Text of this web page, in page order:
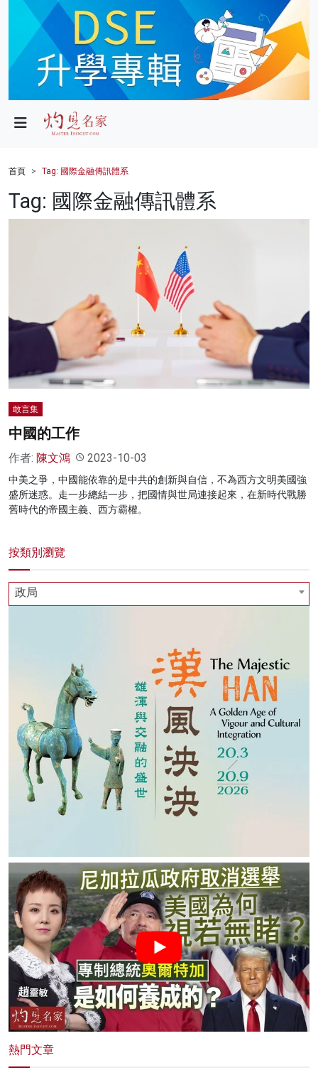
政局
財經
健康
名家榜
灼見活動
首頁 Tag: 國際金融傳訊體系
Tag: 國際金融傳訊體系
敢言集
中國的工作
作者: 陳文鴻 2023-10-03
中美之爭，中國能依靠的是中共的創新與自信，不為西方文明美國強
盛所迷惑。走一步總結一步，把國情與世局連接起來，在新時代戰勝
舊時代的帝國主義、西方霸權。
按類別瀏覽
政局
熱門文章